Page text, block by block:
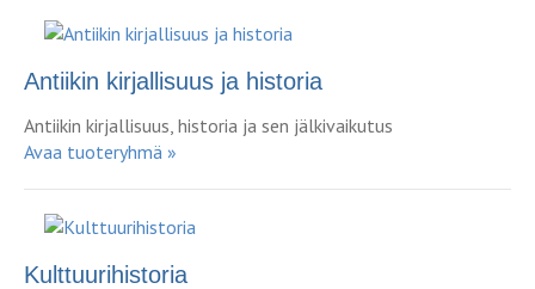
Antiikin kirjallisuus ja historia
Antiikin kirjallisuus, historia ja sen jälkivaikutus
Avaa tuoteryhmä »
Kulttuurihistoria